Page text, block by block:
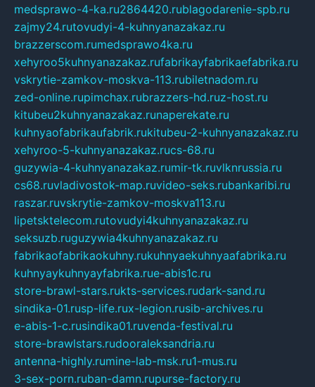
medsprawo-4-ka.ru2864420.rublagodarenie-spb.ru
zajmy24.rutovudyi-4-kuhnyanazakaz.ru
brazzerscom.rumedsprawo4ka.ru
xehyroo5kuhnyanazakaz.rufabrikayfabrikaefabrika.ru
vskrytie-zamkov-moskva-113.rubiletnadom.ru
zed-online.rupimchax.rubrazzers-hd.ruz-host.ru
kitubeu2kuhnyanazakaz.runaperekate.ru
kuhnyaofabrikaufabrik.rukitubeu-2-kuhnyanazakaz.ru
xehyroo-5-kuhnyanazakaz.rucs-68.ru
guzywia-4-kuhnyanazakaz.rumir-tk.ruvlknrussia.ru
cs68.ruvladivostok-map.ruvideo-seks.rubankaribi.ru
raszar.ruvskrytie-zamkov-moskva113.ru
lipetsktelecom.rutovudyi4kuhnyanazakaz.ru
seksuzb.ruguzywia4kuhnyanazakaz.ru
fabrikaofabrikaokuhny.rukuhnyaekuhnyaafabrika.ru
kuhnyaykuhnyayfabrika.rue-abis1c.ru
store-brawl-stars.rukts-services.rudark-sand.ru
sindika-01.rusp-life.rux-legion.rusib-archives.ru
e-abis-1-c.rusindika01.ruvenda-festival.ru
store-brawlstars.rudooraleksandria.ru
antenna-highly.rumine-lab-msk.ru1-mus.ru
3-sex-porn.ruban-damn.rupurse-factory.ru